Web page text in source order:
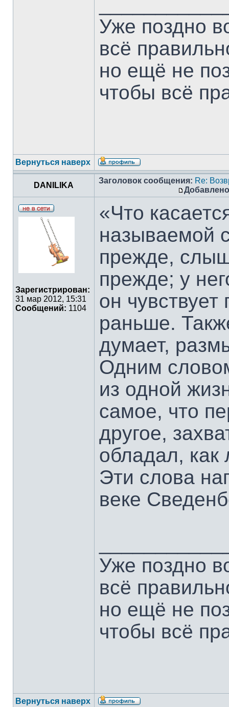
Уже поздно
всё
но ещё не
чтобы всё
Вернуться наверх
DANILIKA
Заголовок сообщения: Re:
Зарегистрирован:
31 мар 2012, 15:31
Сообщений: 1104
«Что
называемой
прежде,
прежде; у
он чувствует
раньше.
думает,
Одним
из одной
самое, что
другое,
обладал, как
Эти слова
веке
Уже поздно
всё
но ещё не
чтобы всё
Вернуться наверх